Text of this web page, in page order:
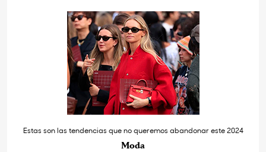
Estas son las tendencias que no queremos abandonar este 2024
Moda